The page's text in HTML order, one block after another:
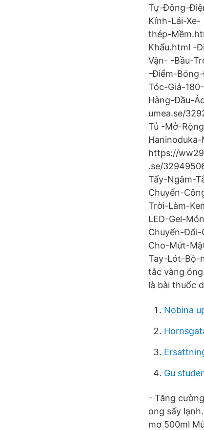
Tự-Động-
Kính-Lái-
thép-
Khẩu.html -
Vận- -Bầu-
-Điểm-
Tóc-Giả-
Hàng-Đầu-
umea.se/
Tủ -Mở-
https://
.se/
Tẩy-Ngâm-
Chuyển-
Trời-Làm-
LED-Gel-
Chuyển-
Cho-Mứt-
Tay-Lót-Bộ-
tắc vàng
là bài thuốc
Nobina
Gu
- Tăng
ong sấy
mơ 500ml